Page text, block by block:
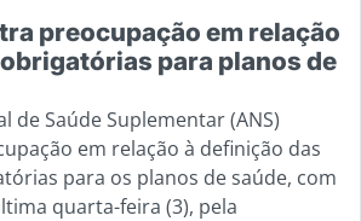
preocupação em relação
para planos de
de Saúde Suplementar (ANS)
em relação à definição das
para os planos de saúde, com
quarta-feira (3), pela